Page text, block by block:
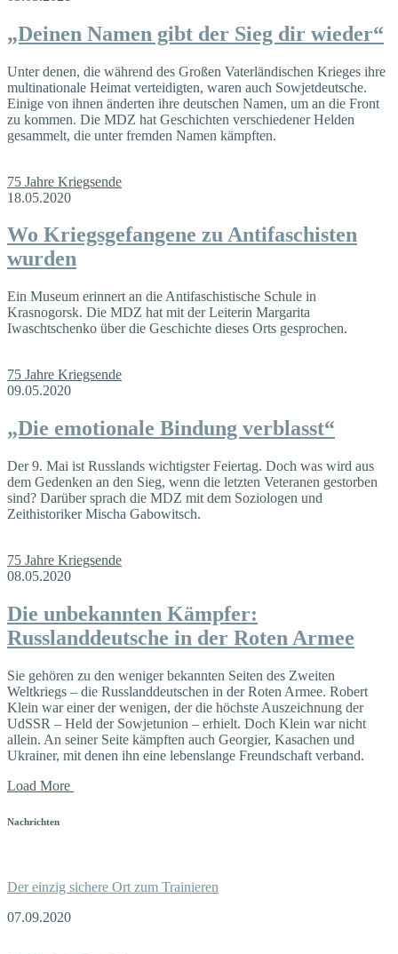
„Deinen Namen gibt der Sieg dir wieder“
Unter denen, die während des Großen Vaterländischen Krieges ihre
multinationale Heimat verteidigten, waren auch Sowjetdeutsche.
Einige von ihnen änderten ihre deutschen Namen, um an die Front
zu kommen. Die MDZ hat Geschichten verschiedener Helden
gesammelt, die unter fremden Namen kämpften.
75 Jahre Kriegsende
18.05.2020
Wo Kriegsgefangene zu Antifaschisten
wurden
Ein Museum erinnert an die Antifaschistische Schule in
Krasnogorsk. Die MDZ hat mit der Leiterin Margarita
Iwaschtschenko über die Geschichte dieses Orts gesprochen.
75 Jahre Kriegsende
09.05.2020
„Die emotionale Bindung verblasst“
Der 9. Mai ist Russlands wichtigster Feiertag. Doch was wird aus
dem Gedenken an den Sieg, wenn die letzten Veteranen gestorben
sind? Darüber sprach die MDZ mit dem Soziologen und
Zeithistoriker Mischa Gabowitsch.
75 Jahre Kriegsende
08.05.2020
Die unbekannten Kämpfer:
Russlanddeutsche in der Roten Armee
Sie gehören zu den weniger bekannten Seiten des Zweiten
Weltkriegs – die Russlanddeutschen in der Roten Armee. Robert
Klein war einer der wenigen, der die höchste Auszeichnung der
UdSSR – Held der Sowjetunion – erhielt. Doch Klein war nicht
allein. An seiner Seite kämpften auch Georgier, Kasachen und
Ukrainer, mit denen ihn eine lebenslange Freundschaft verband.
Load More
Nachrichten
Der einzig sichere Ort zum Trainieren
07.09.2020